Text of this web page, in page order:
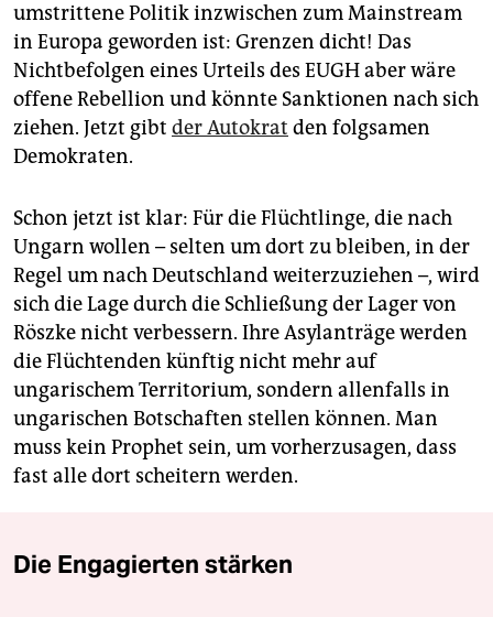
umstrittene Politik inzwischen zum Mainstream
in Europa geworden ist: Grenzen dicht! Das
Nichtbefolgen eines Urteils des EUGH aber wäre
offene Rebellion und könnte Sanktionen nach sich
ziehen. Jetzt gibt der Autokrat den folgsamen
Demokraten.
Schon jetzt ist klar: Für die Flüchtlinge, die nach
Ungarn wollen – selten um dort zu bleiben, in der
Regel um nach Deutschland weiterzuziehen –, wird
sich die Lage durch die Schließung der Lager von
Röszke nicht verbessern. Ihre Asylanträge werden
die Flüchtenden künftig nicht mehr auf
ungarischem Territorium, sondern allenfalls in
ungarischen Botschaften stellen können. Man
muss kein Prophet sein, um vorherzusagen, dass
fast alle dort scheitern werden.
Die Engagierten stärken